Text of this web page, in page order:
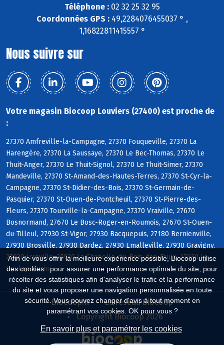
Afin de vous offrir la meilleure expérience possible, Biocoop utilise
des cookies : pour assurer une performance optimale du site, pour
récolter des statistiques afin d'analyser le trafic et la performance
du site et vous proposer une navigation personnalisée en toute
sécurité. Vous pouvez changer d'avis à tout moment en
paramétrant vos cookies. OK pour vous ?
En savoir plus et paramétrer les cookies
Téléphone :02 32 25 32 95
Coordonnées GPS :49,2284076455037 ° ,
1,16822811415557 °
Nous suivre sur
Votre magasin Biocoop Louviers (27400) est proche de
:
27370 Amfreville-la-Campagne, 27370 Fouqueville, 27370 La
Harengère, 27370 La Saussaye, 27370 Le Bec-Thomas, 27370 Le
Thuit-Anger, 27370 Le Thuit-Signol, 27370 Le Thuit-Simer, 27370
Mandeville, 27370 St-Amand-des-Hautes-Terres, 27370 St-Cyr-la-
Campagne, 27370 St-Didier-des-Bois, 27370 St-Germain-de-
Pasquier, 27370 St-Ouen-de-Pontcheuil, 27370 St-Pierre-des-
Fleurs, 27370 Tourville-la-Campagne, 27370 Vraiville, 27670
Bosnormand, 27670 Le Bosc-Roger-en-Roumois, 27670 St-Ouen-
du-Tilleul, 27930 St-Vigor, 27930 Bacquepuis, 27180 Bernienville,
27930 Brosville, 27930 Dardez, 27930 Emalleville, 27930 Gravigny,
27930 Irreville, 27930 La Chapelle-du-Bois-des-Faulx, 27930 Le
Boulay-Morin
Biocoop.fr
Le réseau Biocoop
Copyright Biocoop 2026